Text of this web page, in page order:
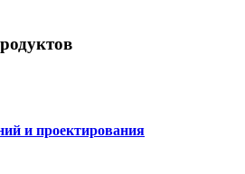
и проектирования